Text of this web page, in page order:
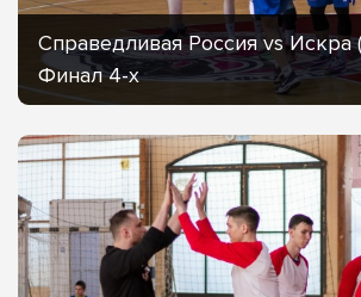
Справедливая Россия vs Искра
Финал 4-х